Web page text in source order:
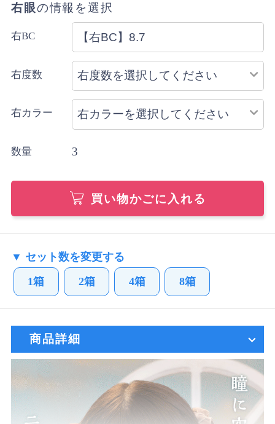
右眼の情報を選択
右BC
右度数
右カラー
数量 3
買い物かごに入れる
▼ セット数を変更する
1箱 2箱 4箱 8箱
商品詳細